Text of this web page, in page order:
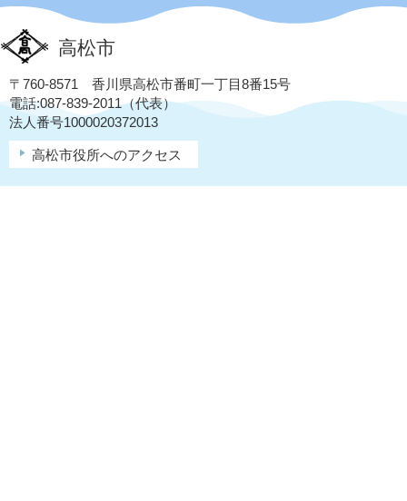
高松市
〒760-8571 香川県高松市番町一丁目8番15号
電話:087-839-2011（代表）
法人番号1000020372013
高松市役所へのアクセス